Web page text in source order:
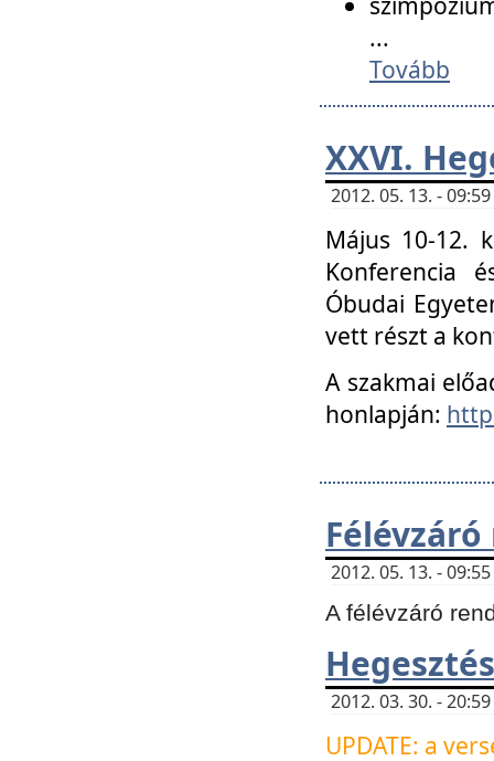
...
Tovább
XXVI.
2012. 05. 13. -
Május 10-12.
Konferencia
Óbudai
vett részt a
A szakmai
honlapján:
2012. 05. 13. -
A félévzáró
2012. 03. 30. -
UPDATE: a